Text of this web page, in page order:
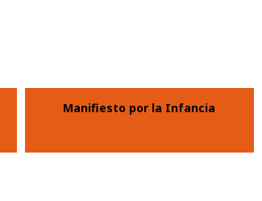
Manifiesto por la Infancia